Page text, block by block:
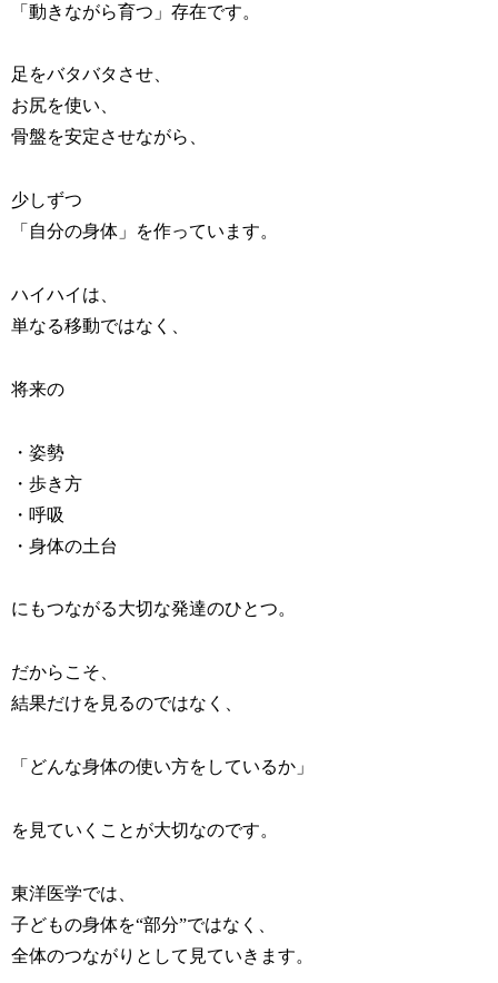
「動きながら育つ」存在です。
足をバタバタさせ、
お尻を使い、
骨盤を安定させながら、
少しずつ
「自分の身体」を作っています。
ハイハイは、
単なる移動ではなく、
将来の
・姿勢
・歩き方
・呼吸
・身体の土台
にもつながる大切な発達のひとつ。
だからこそ、
結果だけを見るのではなく、
「どんな身体の使い方をしているか」
を見ていくことが大切なのです。
東洋医学では、
子どもの身体を“部分”ではなく、
全体のつながりとして見ていきます。